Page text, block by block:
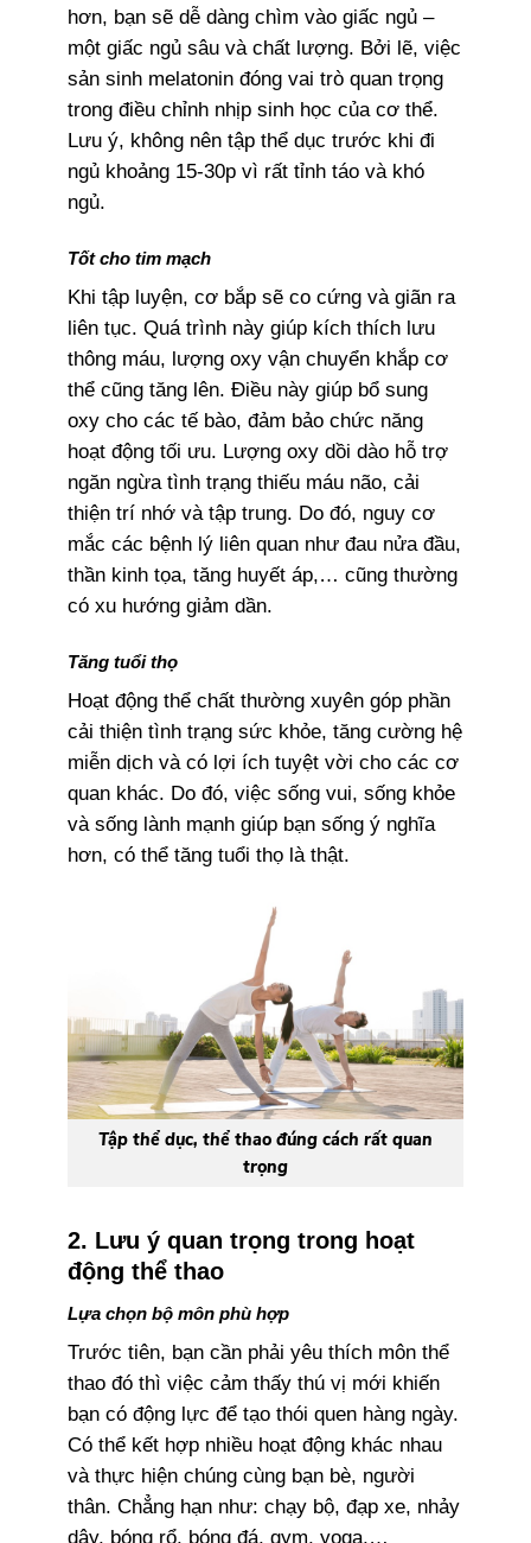
hơn, bạn sẽ dễ dàng chìm vào giấc ngủ –
một giấc ngủ sâu và chất lượng. Bởi lẽ, việc
sản sinh melatonin đóng vai trò quan trọng
trong điều chỉnh nhịp sinh học của cơ thể.
Lưu ý, không nên tập thể dục trước khi đi
ngủ khoảng 15-30p vì rất tỉnh táo và khó
ngủ.
Tốt cho tim mạch
Khi tập luyện, cơ bắp sẽ co cứng và giãn ra
liên tục. Quá trình này giúp kích thích lưu
thông máu, lượng oxy vận chuyển khắp cơ
thể cũng tăng lên. Điều này giúp bổ sung
oxy cho các tế bào, đảm bảo chức năng
hoạt động tối ưu. Lượng oxy dồi dào hỗ trợ
ngăn ngừa tình trạng thiếu máu não, cải
thiện trí nhớ và tập trung. Do đó, nguy cơ
mắc các bệnh lý liên quan như đau nửa đầu,
thần kinh tọa, tăng huyết áp,… cũng thường
có xu hướng giảm dần.
Tăng tuổi thọ
Hoạt động thể chất thường xuyên góp phần
cải thiện tình trạng sức khỏe, tăng cường hệ
miễn dịch và có lợi ích tuyệt vời cho các cơ
quan khác. Do đó, việc sống vui, sống khỏe
và sống lành mạnh giúp bạn sống ý nghĩa
hơn, có thể tăng tuổi thọ là thật.
Tập thể dục, thể thao đúng cách rất quan
trọng
2. Lưu ý quan trọng trong hoạt
động thể thao
Lựa chọn bộ môn phù hợp
Trước tiên, bạn cần phải yêu thích môn thể
thao đó thì việc cảm thấy thú vị mới khiến
bạn có động lực để tạo thói quen hàng ngày.
Có thể kết hợp nhiều hoạt động khác nhau
và thực hiện chúng cùng bạn bè, người
thân. Chẳng hạn như: chạy bộ, đạp xe, nhảy
dây, bóng rổ, bóng đá, gym, yoga,…